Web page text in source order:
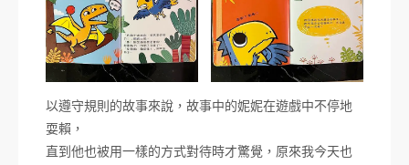
以遵守規則的故事來說，故事中的妮妮在遊戲中不停地
耍賴，
直到他也被用一樣的方式對待時才驚覺，原來我今天也